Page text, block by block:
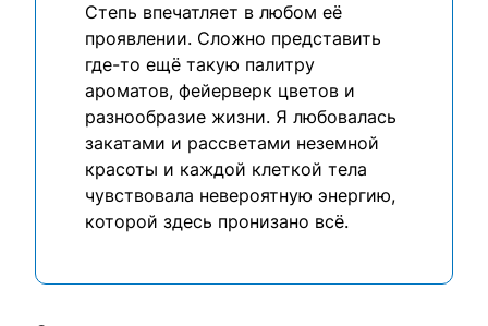
Степь впечатляет в любом её
проявлении. Сложно представить
где-то ещё такую палитру
ароматов, фейерверк цветов и
разнообразие жизни. Я любовалась
закатами и рассветами неземной
красоты и каждой клеткой тела
чувствовала невероятную энергию,
которой здесь пронизано всё.